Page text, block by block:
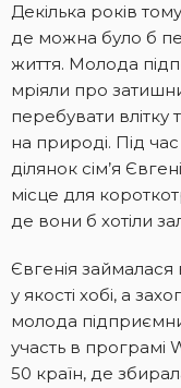
Декілька років
де можна було б
життя. Молода
мріяли про
перебувати
на природі. Під
ділянок сім’я
місце для
де вони б хотіли
Євгенія
у якості хобі, а
молода
участь в програмі
50 країн, де